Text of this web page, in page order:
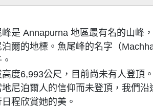
峰是 Annapurna 地區最有名的山峰
泊爾的地標。魚尾峰的名字（
高度6,993公尺，目前尚未有人登頂
地尼泊爾人的信仰而未登頂，我們
程欣賞她的美。